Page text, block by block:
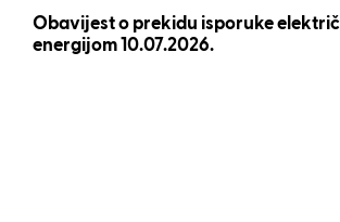
Obavijest o prekidu isporuke
energijom 10.07.2026.